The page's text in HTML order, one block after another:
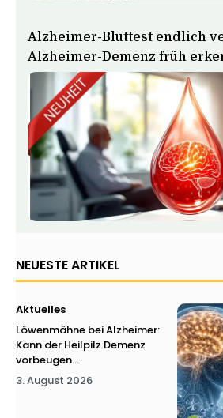
Alzheimer-Bluttest endlich
Alzheimer-Demenz früh
NEUESTE ARTIKEL
Aktuelles
Löwenmähne bei Alzheimer:
Kann der Heilpilz Demenz
vorbeugen...
3. August 2026